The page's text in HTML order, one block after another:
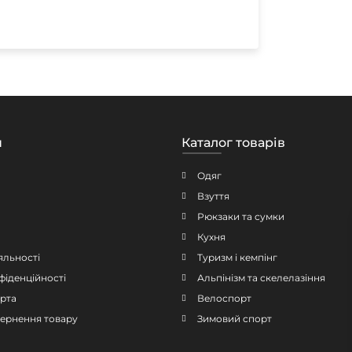
товару
Каталог товарів
Одяг
Взуття
Рюкзаки та сумки
Кухня
Туризм і кемпінг
Альпінізм та скелелазіння
Велоспорт
Зимовий спорт